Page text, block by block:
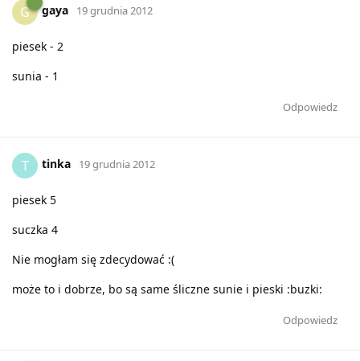
G gaya 19 grudnia 2012
piesek - 2
sunia - 1
Odpowiedz
T tinka 19 grudnia 2012
piesek 5
suczka 4
Nie mogłam się zdecydować :(
może to i dobrze, bo są same śliczne sunie i pieski :buzki:
Odpowiedz